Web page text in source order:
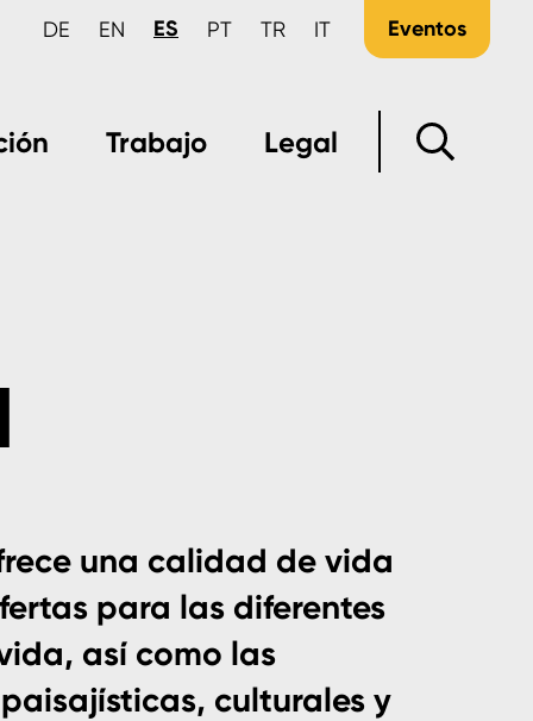
DE EN ES PT TR IT Eventos
Trabajo Legal
una calidad de vida
para las diferentes
así como las
culturales y